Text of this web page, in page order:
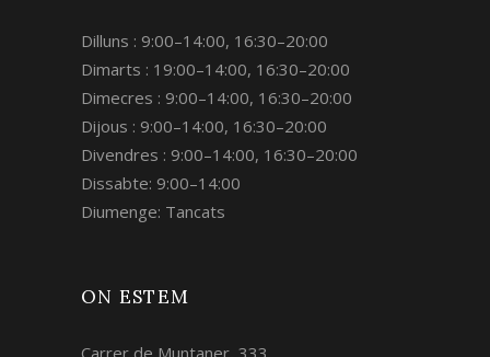
Dilluns : 9:00–14:00, 16:30–20:00
Dimarts : 19:00–14:00, 16:30–20:00
Dimecres : 9:00–14:00, 16:30–20:00
Dijous : 9:00–14:00, 16:30–20:00
Divendres : 9:00–14:00, 16:30–20:00
Dissabte: 9:00–14:00
Diumenge: Tancats
ON ESTEM
Carrer de Muntaner, 333